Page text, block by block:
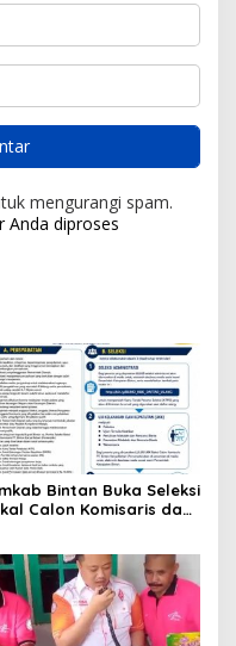
mengurangi spam.
Anda diproses
Bintan Buka Seleksi
Calon Komisaris dan